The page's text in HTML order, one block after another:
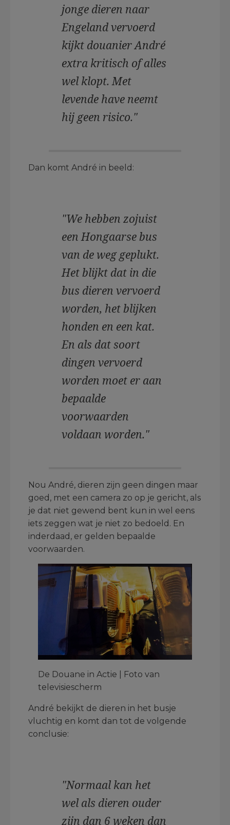
jonge dieren naar
Engeland vervoerd
kijkt douanier André
extra kritisch of alles
wel klopt. Met
levende have neemt
hij geen risico."
Dan komt André in beeld:
"We hebben zojuist
een Hongaarse bus
van de weg geplukt.
Het blijkt dat in die
bus dieren vervoerd
worden, het blijken
honden en een kat.
En als dat soort
dingen vervoerd
worden moet er aan
bepaalde
voorwaarden
voldaan worden."
Nou André, dieren zijn geen dingen maar
goed, met een camera zo op je gericht, als
je dat niet gewend bent kun in wel eens
iets zeggen wat je niet zo bedoeld. En
inderdaad, er gelden bepaalde
voorwaarden.
De Douane in Actie | Foto van
televisiescherm
André bekijkt de dieren in het busje
vluchtig en komt dan tot de volgende
conclusie:
"Normaal kan het
wel als dieren ouder
zijn dan 6 weken dan